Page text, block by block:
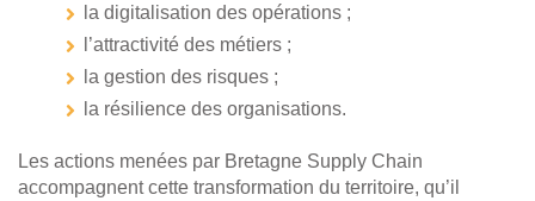
la digitalisation des opérations ;
l’attractivité des métiers ;
la gestion des risques ;
la résilience des organisations.
Les actions menées par Bretagne Supply Chain
accompagnent cette transformation du territoire, qu’il